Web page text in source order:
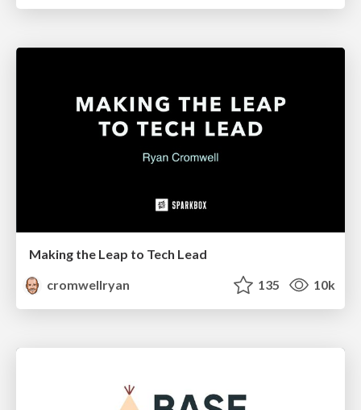
Making the Leap to Tech Lead
cromwellryan
135 10k